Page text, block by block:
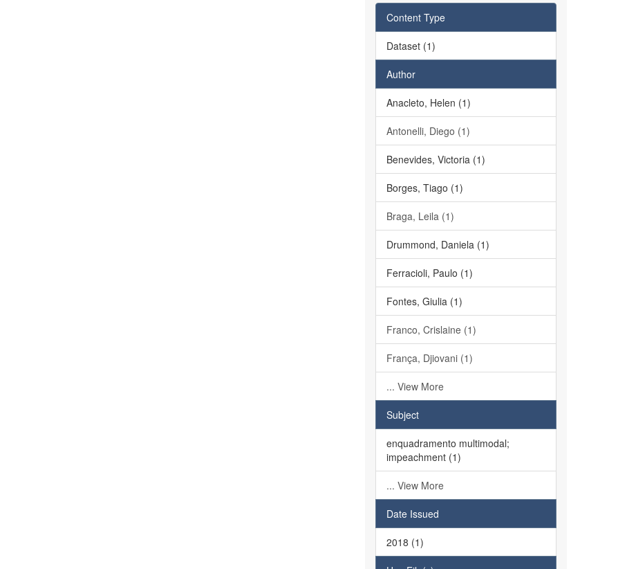
Content Type
Dataset (1)
Author
Anacleto, Helen (1)
Antonelli, Diego (1)
Benevides, Victoria (1)
Borges, Tiago (1)
Braga, Leila (1)
Drummond, Daniela (1)
Ferracioli, Paulo (1)
Fontes, Giulia (1)
Franco, Crislaine (1)
França, Djiovani (1)
... View More
Subject
enquadramento multimodal;
impeachment (1)
... View More
Date Issued
2018 (1)